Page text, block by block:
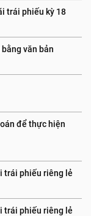
trái phiếu kỳ 18
văn bản
để thực hiện
trái phiếu riêng lẻ
trái phiếu riêng lẻ